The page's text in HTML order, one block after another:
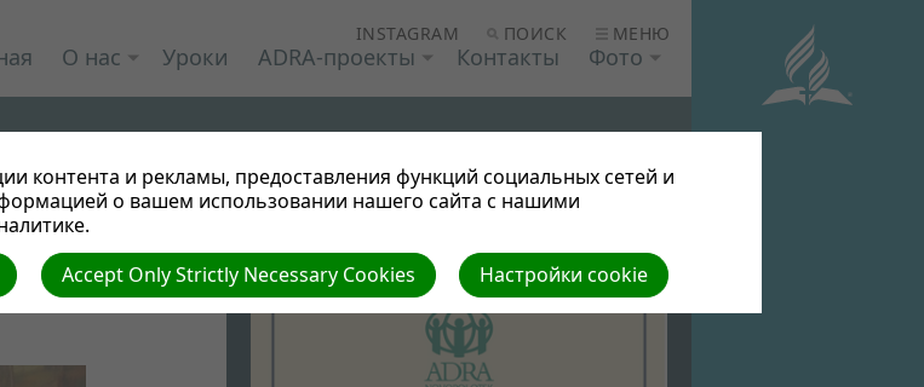
INSTAGRAM ПОИСК МЕНЮ
О нас Уроки ADRA-проекты Контакты Фото
Виктор Админ
контента и рекламы, предоставления функций социальных сетей и
о вашем использовании нашего сайта с нашими
Настройки cookie
Accept Only Strictly Necessary Cookies